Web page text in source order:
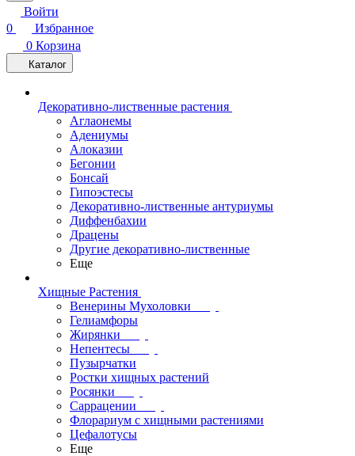
Войти
0
Избранное
0 Корзина
Каталог
Декоративно-лиственные растения
Аглаонемы
Адениумы
Алоказии
Бегонии
Бонсай
Гипоэстесы
Декоративно-лиственные антуриумы
Диффенбахии
Драцены
Другие декоративно-лиственные
Еще
Хищные Растения
Венерины Мухоловки
Гелиамфоры
Жирянки
Непентесы
Пузырчатки
Ростки хищных растений
Росянки
Саррацении
Флорариум с хищными растениями
Цефалотусы
Еще